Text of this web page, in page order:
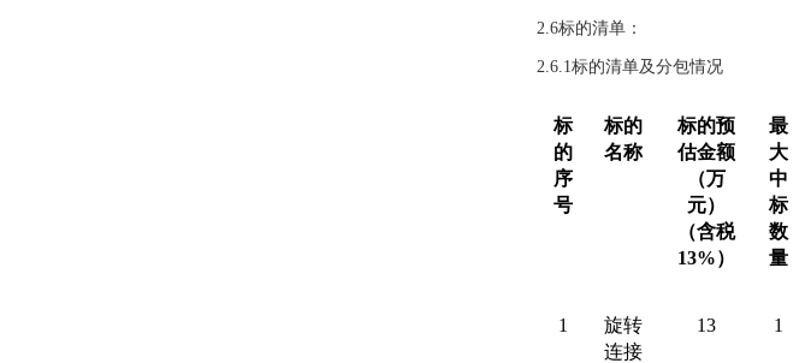
2.6标的清单：
2.6.1标的清单及分包情况
标
的
序
号
标的
名称
标的预
估金额
（万
元）
（含税
13%）
最
大
中
标
数
量
1
旋转
连接
13 1